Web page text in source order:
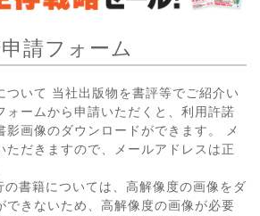
請フォーム
ついて 当社出版物を書評等でご紹介い
ォームから申請いただくと、利用許諾
影画像のダウンロードができます。 メ
ただきますので、メールアドレスは正
書籍については、高解像度の画像をダ
できないため、高解像度の画像が必要